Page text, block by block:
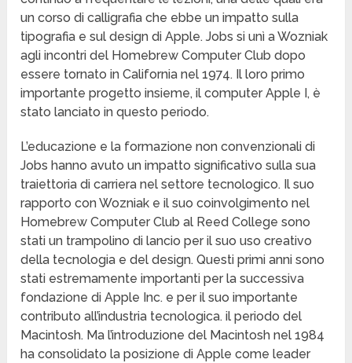
un corso di calligrafia che ebbe un impatto sulla
tipografia e sul design di Apple. Jobs si unì a Wozniak
agli incontri del Homebrew Computer Club dopo
essere tornato in California nel 1974. Il loro primo
importante progetto insieme, il computer Apple I, è
stato lanciato in questo periodo.
L’educazione e la formazione non convenzionali di
Jobs hanno avuto un impatto significativo sulla sua
traiettoria di carriera nel settore tecnologico. Il suo
rapporto con Wozniak e il suo coinvolgimento nel
Homebrew Computer Club al Reed College sono
stati un trampolino di lancio per il suo uso creativo
della tecnologia e del design. Questi primi anni sono
stati estremamente importanti per la successiva
fondazione di Apple Inc. e per il suo importante
contributo all’industria tecnologica. il periodo del
Macintosh. Ma l’introduzione del Macintosh nel 1984
ha consolidato la posizione di Apple come leader